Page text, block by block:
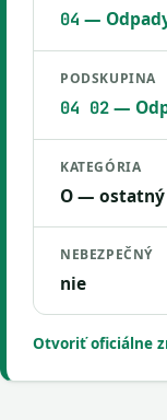
04 —
PODSKUPINA
04 02—
KATEGÓRIA
O — ostatný
NEBEZPEČNÝ
nie
Otvoriť oficiálne